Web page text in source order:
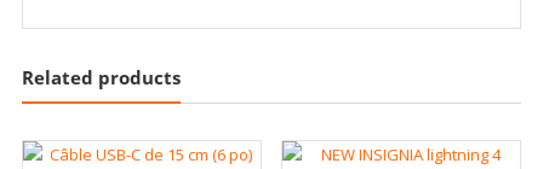
Related products